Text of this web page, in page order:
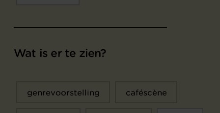
Wat is er te zien?
genrevoorstelling caféscène